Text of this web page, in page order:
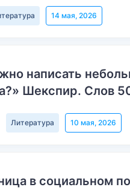
14 мая, 2026
написать
Шекспир. Слов
Литература 10 мая, 2026
в социальном